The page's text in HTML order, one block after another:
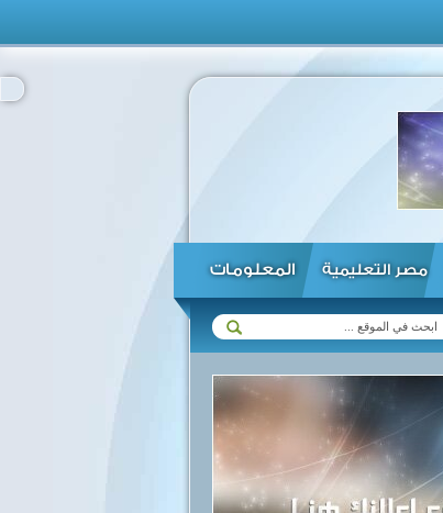
مصر التعليمية المعلومات
الرئيس السيسي يؤكد استعداد في مختلف المجالات ...